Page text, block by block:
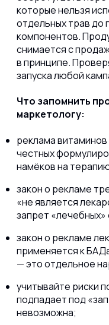
которые нельзя
отдельных трав до
компонентов.
снимается с
в принципе.
запуска любой
Что запомнить
маркетологу:
реклама
честных
намёков на
закон о рекламе
«не является
запрет
закон о рекламе
применяется к
— это отдельное
учитывайте риски
подпадает под
невозможна;